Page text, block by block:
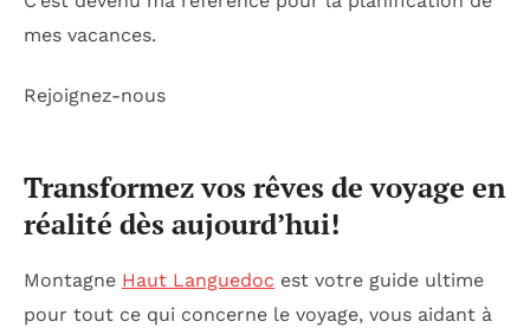
mes vacances.
Rejoignez-nous
Transformez vos rêves de voyage en
réalité dès aujourd’hui!
Montagne Haut Languedoc est votre guide ultime
pour tout ce qui concerne le voyage, vous aidant à